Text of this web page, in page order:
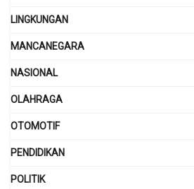
LINGKUNGAN
MANCANEGARA
NASIONAL
OLAHRAGA
OTOMOTIF
PENDIDIKAN
POLITIK